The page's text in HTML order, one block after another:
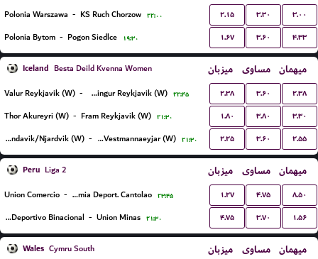
Polonia Warszawa - KS Ruch Chorzow ۲۲:۰۰ ۲.۱۵ ۳.۳۰ ۳.۰۰
Polonia Bytom - Pogon Siedlce ۱۹:۳۰ ۱.۶۷ ۳.۶۰ ۴.۳۳
Iceland Besta Deild Kvenna Women میزبان مساوی میهمان
Valur Reykjavik (W) - Vikingur Reykjavik (W) ۲۲:۴۵ ۲.۳۸ ۳.۶۰ ۲.۳۸
Thor Akureyri (W) - Fram Reykjavik (W) ۲۱:۳۰ ۱.۸۰ ۳.۸۰ ۳.۳۰
Grindavik/Njardvik (W) - IBV Vestmannaeyjar (W) ۲۱:۳۰ ۲.۲۵ ۳.۶۰ ۲.۵۵
Peru Liga 2 میزبان مساوی میهمان
Union Comercio - Academia Deport. Cantolao ۲۳:۴۵ ۱.۲۷ ۴.۷۵ ۸.۵۰
EM Deportivo Binacional - Union Minas ۲۱:۳۰ ۴.۷۵ ۳.۷۰ ۱.۵۶
Wales Cymru South میزبان مساوی میهمان